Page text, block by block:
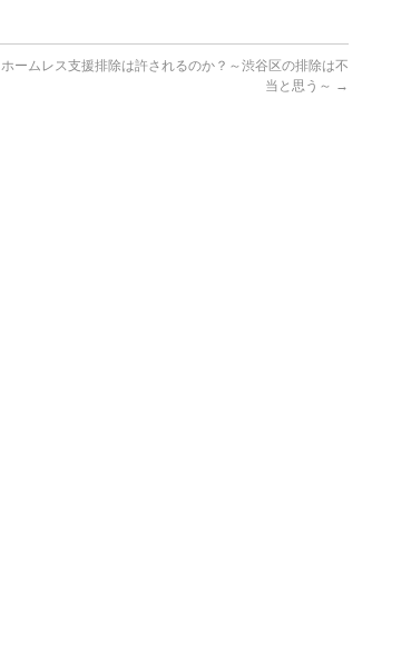
ホームレス支援排除は許されるのか？～渋谷区の排除は不
当と思う～ →